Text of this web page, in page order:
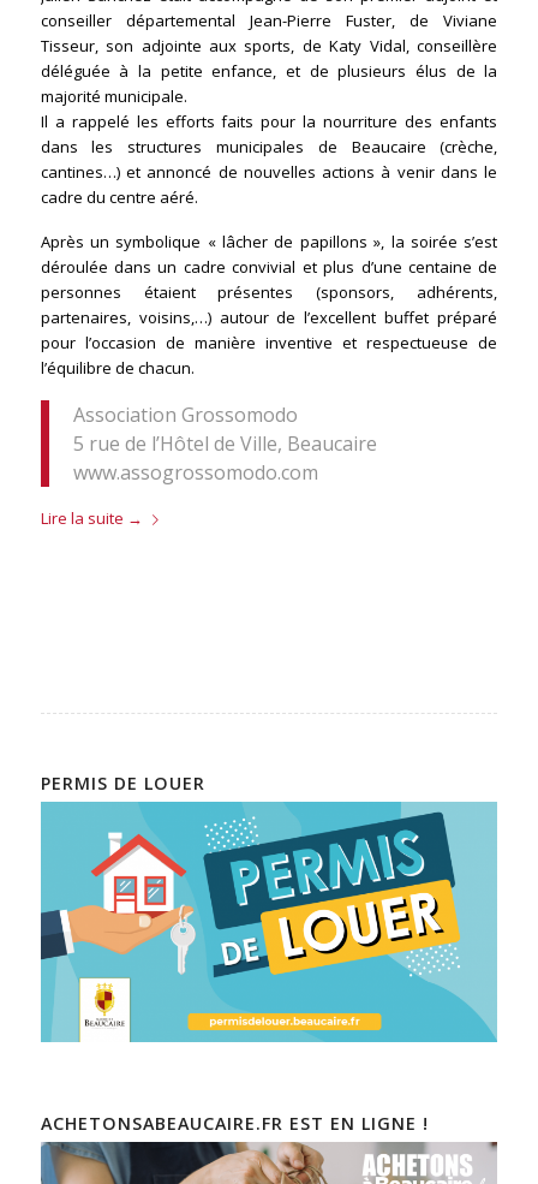
conseiller départemental Jean-Pierre Fuster, de Viviane
Tisseur, son adjointe aux sports, de Katy Vidal, conseillère
déléguée à la petite enfance, et de plusieurs élus de la
majorité municipale.
Il a rappelé les efforts faits pour la nourriture des enfants
dans les structures municipales de Beaucaire (crèche,
cantines…) et annoncé de nouvelles actions à venir dans le
cadre du centre aéré.
Après un symbolique « lâcher de papillons », la soirée s’est
déroulée dans un cadre convivial et plus d’une centaine de
personnes étaient présentes (sponsors, adhérents,
partenaires, voisins,…) autour de l’excellent buffet préparé
pour l’occasion de manière inventive et respectueuse de
l’équilibre de chacun.
Association Grossomodo
5 rue de l’Hôtel de Ville, Beaucaire
www.assogrossomodo.com
Lire la suite →
PERMIS DE LOUER
ACHETONSABEAUCAIRE.FR EST EN LIGNE !